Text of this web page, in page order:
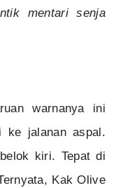
mentari senja
warnanya ini
ke jalanan aspal.
kiri. Tepat di
Kak Olive